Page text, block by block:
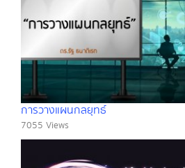
การวางแผนกลยุทธ์
7055 Views